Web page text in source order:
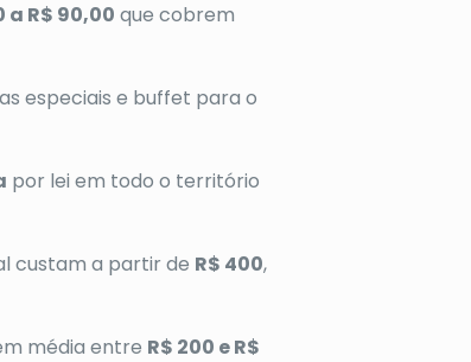
a R$ 90,00 que cobrem
especiais e buffet para o
por lei em todo o território
custam a partir de R$ 400,
média entre R$ 200 e R$